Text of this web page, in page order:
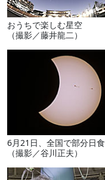
おうちで楽しむ星空
（撮影／藤井龍二）
6月21日、全国で部分日食
（撮影／谷川正夫）